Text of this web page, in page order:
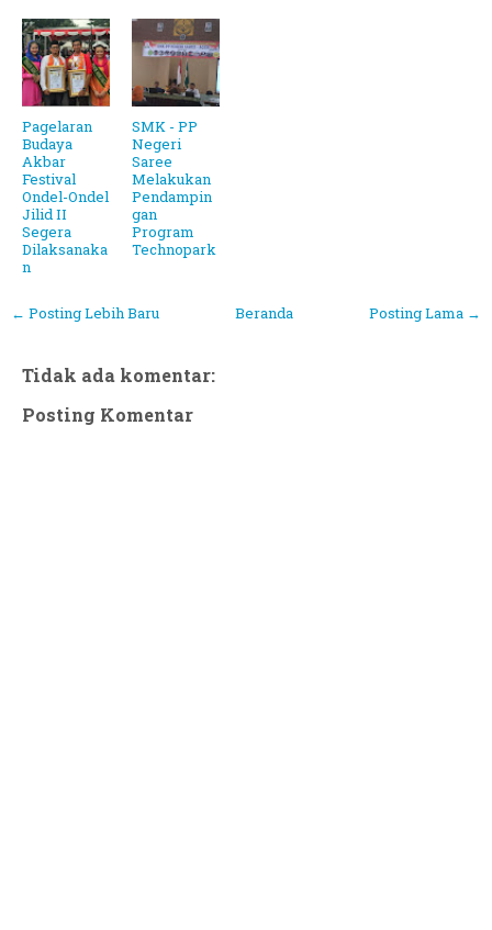
Pagelaran
Budaya
Akbar
Festival
Ondel-Ondel
Jilid II
Segera
Dilaksanaka
n
SMK - PP
Negeri
Saree
Melakukan
Pendampin
gan
Program
Technopark
← Posting Lebih Baru Posting Lama →
Beranda
Tidak ada komentar:
Posting Komentar